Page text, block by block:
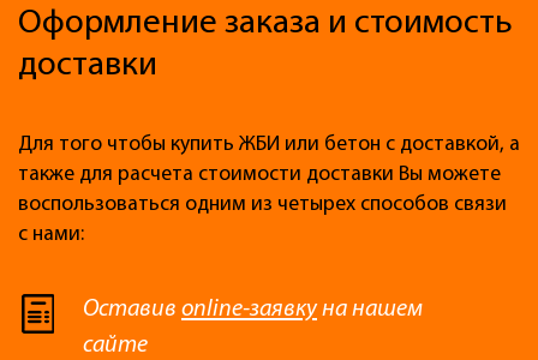
Оформление заказа и стоимость
доставки
Для того чтобы купить ЖБИ или бетон с доставкой, а
также для расчета стоимости доставки Вы можете
воспользоваться одним из четырех способов связи
с нами:
Оставив online-заявкуна нашем
сайте